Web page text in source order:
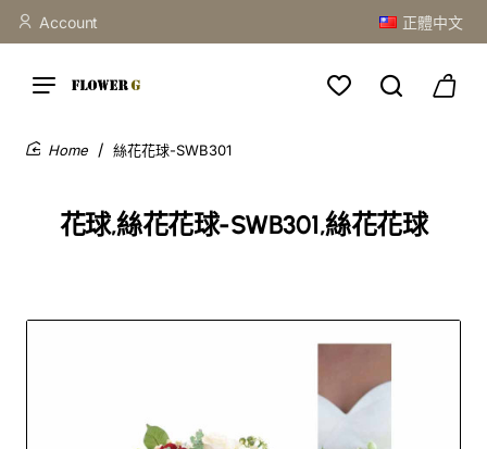
Account 正體中文
花球,絲花花球-SWB301,絲花花球
絲花花球-SWB301